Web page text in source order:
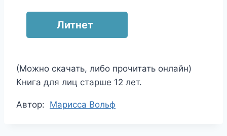
Литнет
(Можно скачать, либо прочитать онлайн)
Книга для лиц старше 12 лет.
Метки
Автор: Марисса Вольф